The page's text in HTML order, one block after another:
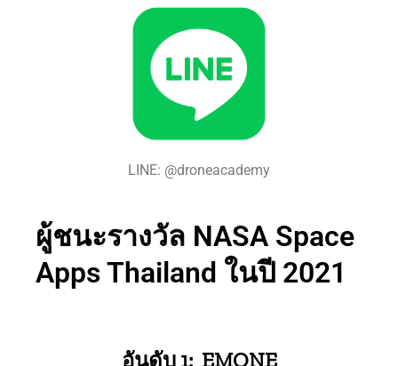
LINE: @droneacademy
ผู้ชนะรางวัล NASA Space
Apps Thailand ในปี 2021
อันดับ 1: EMONE